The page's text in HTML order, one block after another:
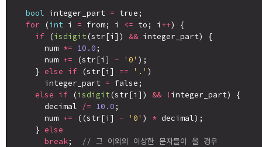
bool integer_part = true;
for (int i = from; i <= to; i ++) {
if (isdigit(str[i]) && integer_part) {
      num
*= 10.0 ;
      num
+= (str[i] - '0' );
    }
else if (str[i] == '.' )
      integer_part
= false;
else if (isdigit(str[i]) && ! integer_part) {
      decimal
/= 10.0 ;
      num
+= ((str[i] - '0' ) * decimal);
    }
else
break;
// 그 이외의 이상한 문자들이 올 경우